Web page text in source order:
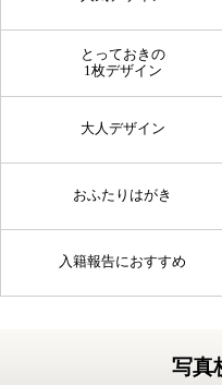
とっておきの
1枚デザイン
大人デザイン
おふたりはがき
入籍報告におすすめ
写真